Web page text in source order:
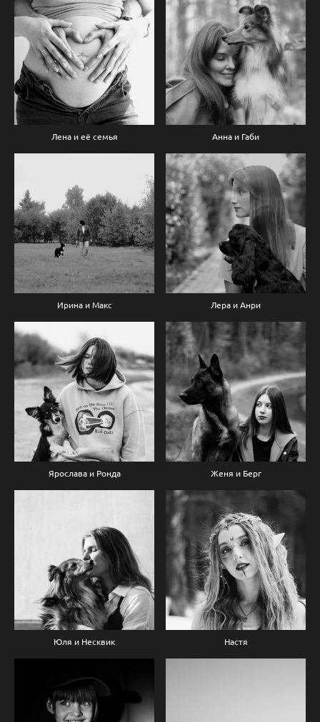
Лена и её семья Анна и Габи
Ирина и Макс Лера и Анри
Ярослава и Ронда Женя и Берг
Юля и Несквик Настя